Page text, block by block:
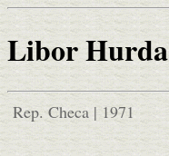
Libor Hurda
Rep. Checa | 1971